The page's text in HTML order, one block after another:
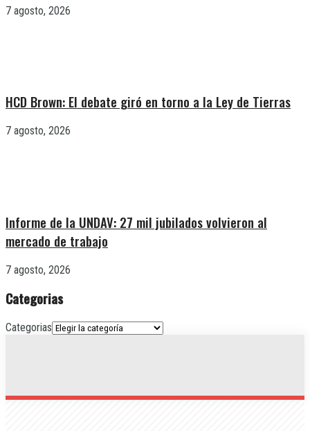
7 agosto, 2026
HCD Brown: El debate giró en torno a la Ley de Tierras
7 agosto, 2026
Informe de la UNDAV: 27 mil jubilados volvieron al
mercado de trabajo
7 agosto, 2026
Categorias
Categorias